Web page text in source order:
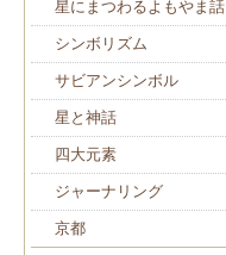
星にまつわるよもやま話
シンボリズム
サビアンシンボル
星と神話
四大元素
ジャーナリング
京都